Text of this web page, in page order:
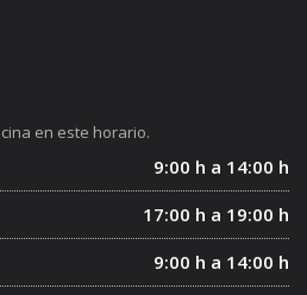
en este horario.
9:00 h a 14:00 h
17:00 h a 19:00 h
9:00 h a 14:00 h